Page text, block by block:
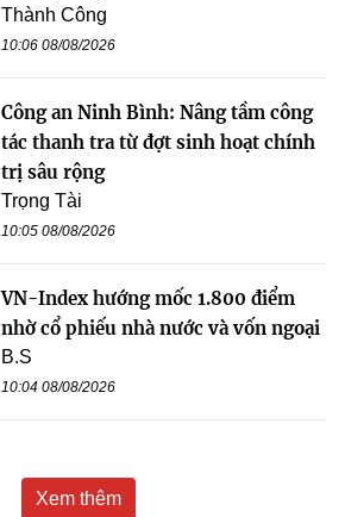
Thành Công
10:06 08/08/2026
Công an Ninh Bình: Nâng tầm công
tác thanh tra từ đợt sinh hoạt chính
trị sâu rộng
Trọng Tài
10:05 08/08/2026
VN-Index hướng mốc 1.800 điểm
nhờ cổ phiếu nhà nước và vốn ngoại
B.S
10:04 08/08/2026
Xem thêm